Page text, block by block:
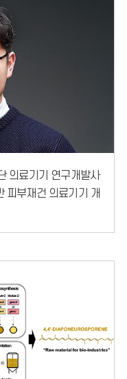
의료기기 연구개발사
피부재건 의료기기 개